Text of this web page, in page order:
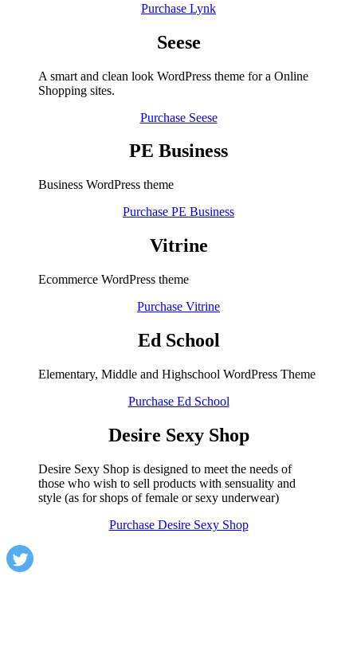
Purchase Lynk
Seese
A smart and clean look WordPress theme for a Online
Shopping sites.
Purchase Seese
PE Business
Business WordPress theme
Purchase PE Business
Vitrine
Ecommerce WordPress theme
Purchase Vitrine
Ed School
Elementary, Middle and Highschool WordPress Theme
Purchase Ed School
Desire Sexy Shop
Desire Sexy Shop is designed to meet the needs of
those who wish to sell products with sensuality and
style (as for shops of female or sexy underwear)
Purchase Desire Sexy Shop